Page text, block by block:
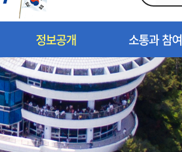
정보공개 소통과 참여